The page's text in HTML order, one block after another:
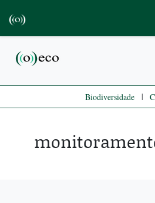
Biodiversidade |